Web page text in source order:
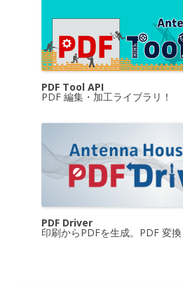
PDF Tool API
PDF 編集・加工ライブラリ！
PDF Driver
印刷からPDFを生成。PDF 変換